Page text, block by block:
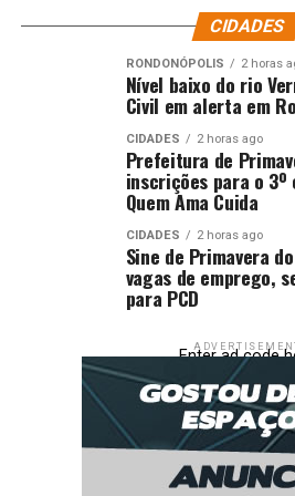
Com informações Prefeituras de
Autor: Larissa Klein
Departamento: Assessoria de
[email protected]
Tribunal de Justiça de MT
RELATED TOPICS: CERCA
FAVELA GRANDE
MATO-GROSSO
MATOGROSSO MT
VÁRZEA
CIDADES
RONDONÓPOLIS 2 horas
Nível baixo do rio
Civil em alerta em
CIDADES 2 horas ago
Prefeitura de
inscrições para o
Quem Ama Cuida
CIDADES 2 horas ago
Sine de Primavera
vagas de emprego,
para PCD
Enter ad code